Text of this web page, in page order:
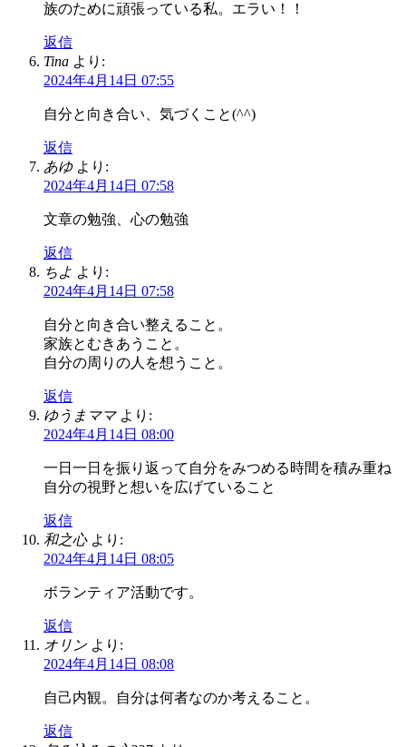
族のために頑張っている私。エラい！！
返信
Tina より:
2024年4月14日 07:55
自分と向き合い、気づくこと(^^)
返信
あゆ より:
2024年4月14日 07:58
文章の勉強、心の勉強
返信
ちよ より:
2024年4月14日 07:58
自分と向き合い整えること。
家族とむきあうこと。
自分の周りの人を想うこと。
返信
ゆうまママ より:
2024年4月14日 08:00
一日一日を振り返って自分をみつめる時間を積み重ね
自分の視野と想いを広げていること
返信
和之心 より:
2024年4月14日 08:05
ボランティア活動です。
返信
オリン より:
2024年4月14日 08:08
自己内観。自分は何者なのか考えること。
返信